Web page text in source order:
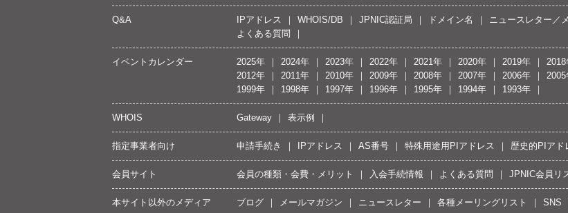
Q&A IPアドレス WHOIS/DB JPNIC認証局 ドメイン名 ニュースレター／
よくある質問
イベントカレンダー 2025年 2024年 2023年 2022年 2021年 2020年 2019年 2018
2012年
2011年 2010年 2009年 2008年 2007年 2006年 2005
1999年
1998年 1997年 1996年 1995年 1994年 1993年
WHOIS Gateway 表示例
指定事業者向け 申請手続き IPアドレス AS番号 特殊用途用PIアドレス 歴史的PIアド
会員サイト 会員の種類・会費・メリット 入会手続情報 よくある質問 JPNIC会員リ
本サイト以外のメディア ブログ メールマガジン ニュースレター 各種メーリングリスト SNS